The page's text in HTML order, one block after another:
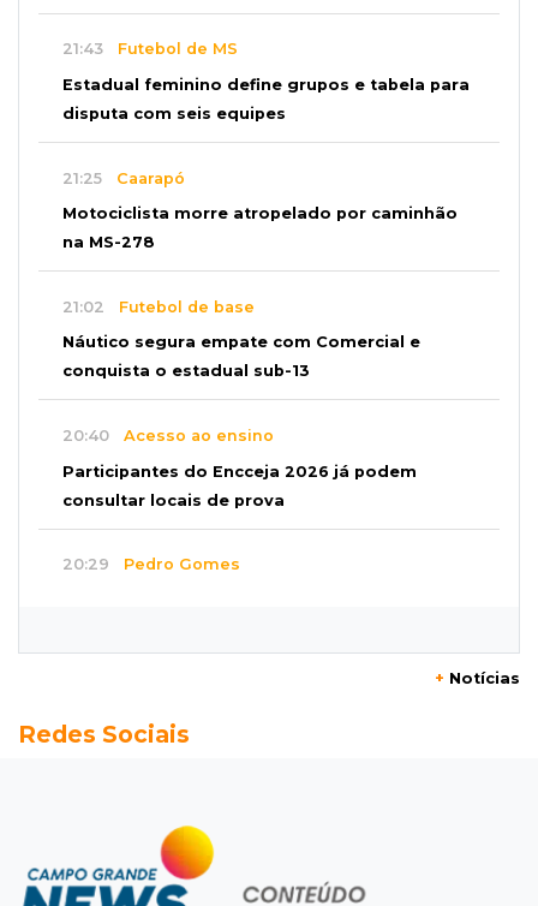
21:43 Futebol de MS
Estadual feminino define grupos e tabela para
disputa com seis equipes
21:25 Caarapó
Motociclista morre atropelado por caminhão
na MS-278
21:02 Futebol de base
Náutico segura empate com Comercial e
conquista o estadual sub-13
20:40 Acesso ao ensino
Participantes do Encceja 2026 já podem
consultar locais de prova
20:29 Pedro Gomes
Pantanal treina em Goiânia antes de jogo que
Campeonato Brasileiro
Remo busca empate com Atlético-MG e segue
na zona de rebaixamento
+ Notícias
Redes Sociais